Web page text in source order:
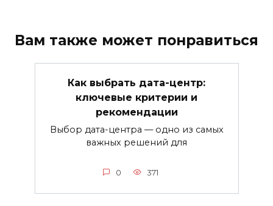
Вам также может понравиться
Как выбрать дата-центр:
ключевые критерии и
рекомендации
Выбор дата-центра — одно из самых
важных решений для
0 371